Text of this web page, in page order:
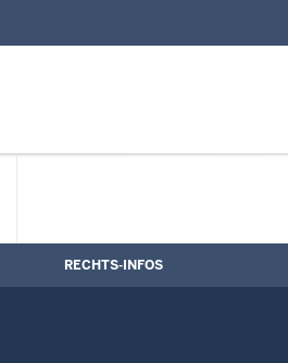
RECHTS-INFOS